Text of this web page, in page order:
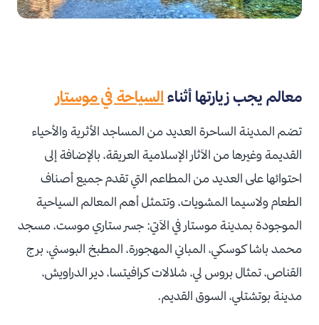
معالم يجب زيارتها أثناء السياحة في موستار
تضم المدينة الساحرة العديد من المساجد الأثرية والأحياء
القديمة وغيرها من الآثار الإسلامية العريقة، بالإضافة إلى
احتوائها على العديد من المطاعم التي تقدم جميع أصناف
الطعام ولاسيما المشويات، وتتمثل أهم المعالم السياحية
الموجودة بمدينة موستار في الآتي: جسر ستاري موست، مسجد
محمد باشا كوسكي، المباني المهجورة، المطبخ البوسني، برج
القناص، تمثال بروس لي، شلالات كرافيتسا، دير الدراويش،
مدينة بوتشتلي، السوق القديم.